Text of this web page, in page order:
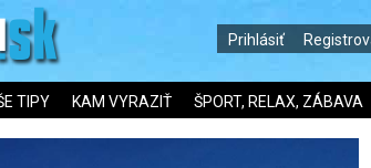
Prihlásiť
TIPY KAM VYRAZIŤ ŠPORT, RELAX, ZÁBAVA